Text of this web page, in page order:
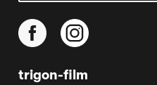
trigon-film